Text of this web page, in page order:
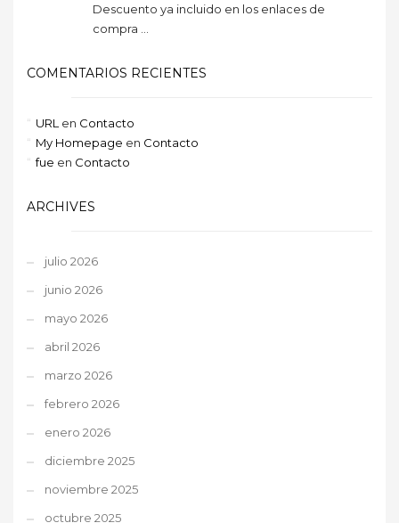
Descuento ya incluido en los enlaces de
compra ...
COMENTARIOS RECIENTES
URL en Contacto
My Homepage en Contacto
fue en Contacto
ARCHIVES
julio 2026
junio 2026
mayo 2026
abril 2026
marzo 2026
febrero 2026
enero 2026
diciembre 2025
noviembre 2025
octubre 2025